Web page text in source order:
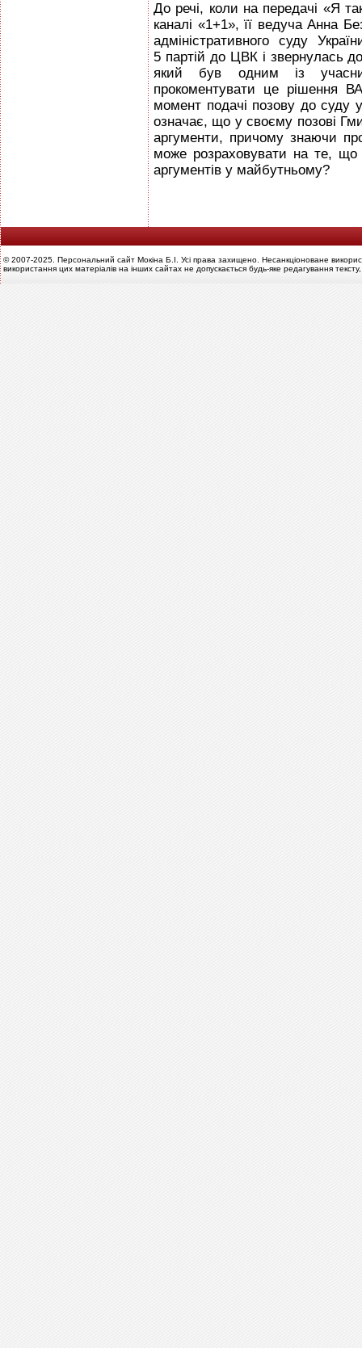
До речі, коли на передачі «Я
каналі «1+1», її ведуча Анна
адміністративного суду
5 партій до ЦВК і звернулась
який був одним із
прокоментувати це рішення
момент подачі позову до суду
означає, що у своєму позові
аргументи, причому знаючи
може розраховувати на те, що
аргументів у майбутньому?
© 2007-2025. Персональний сайт Мокіна Б.І. Усі права захищено. Несанкціоноване
використання цих матеріалів на інших сайтах не допускається будь-яке редагування